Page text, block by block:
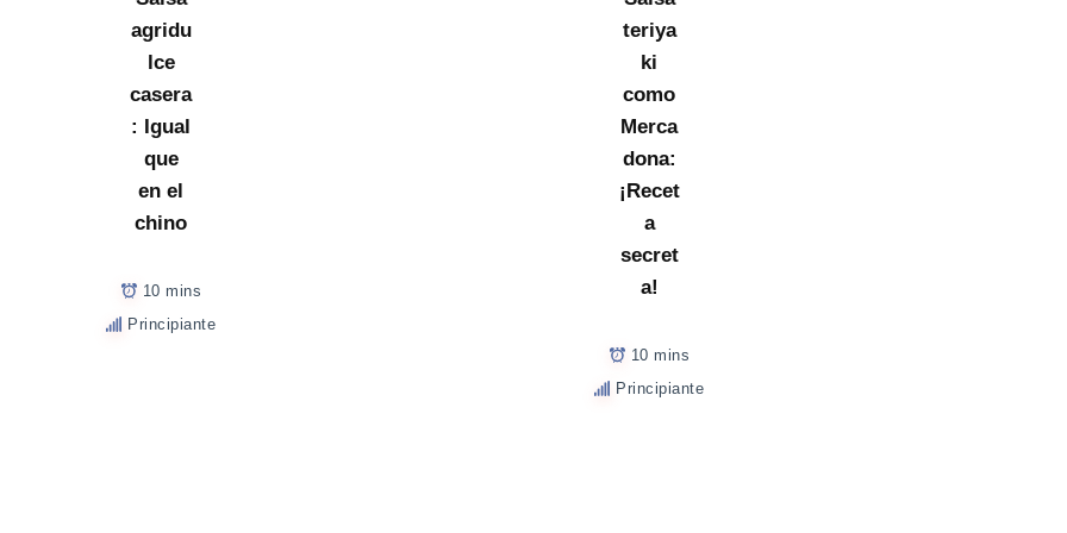
agridu
lce
casera
: Igual
que
en el
chino
10 mins
Principiante
teriya
ki
como
Merca
dona:
¡Recet
a
secret
a!
10 mins
Principiante